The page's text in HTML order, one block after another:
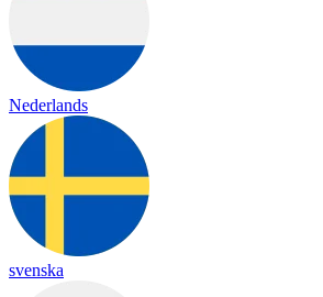
Nederlands
svenska